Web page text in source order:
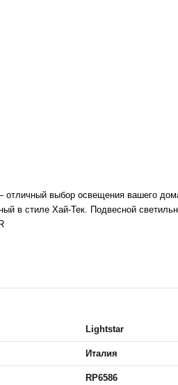
отличный выбор освещения вашего
в стиле Хай-Тек. Подвесной
Lightstar
Италия
RP6586